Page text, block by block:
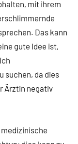
mit ihrem
Das kann
gute Idee ist,
suchen, da dies
Ärztin negativ